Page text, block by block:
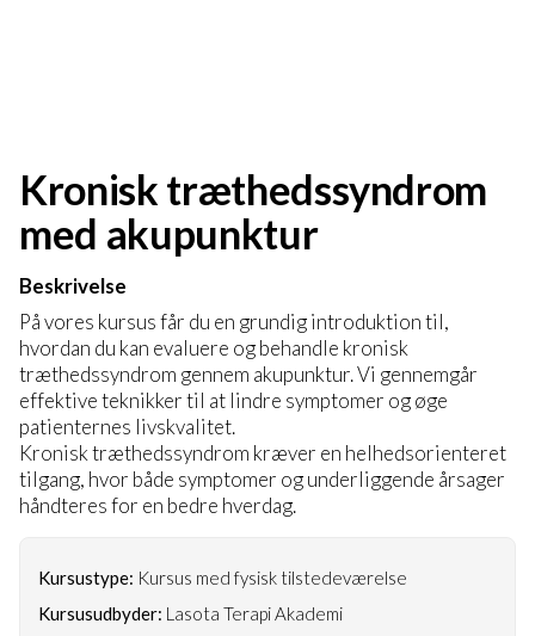
Kronisk træthedssyndrom
med akupunktur
Beskrivelse
På vores kursus får du en grundig introduktion til,
hvordan du kan evaluere og behandle kronisk
træthedssyndrom gennem akupunktur. Vi gennemgår
effektive teknikker til at lindre symptomer og øge
patienternes livskvalitet.
Kronisk træthedssyndrom kræver en helhedsorienteret
tilgang, hvor både symptomer og underliggende årsager
håndteres for en bedre hverdag.
Kursustype: Kursus med fysisk tilstedeværelse
Kursusudbyder: Lasota Terapi Akademi